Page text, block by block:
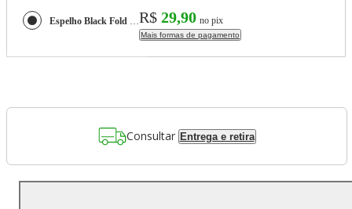
Espelho Black Fold Mirror Com Suporte para MesaR$ 29,90 no pix
Mais formas de pagamento
Consultar Entrega e retira